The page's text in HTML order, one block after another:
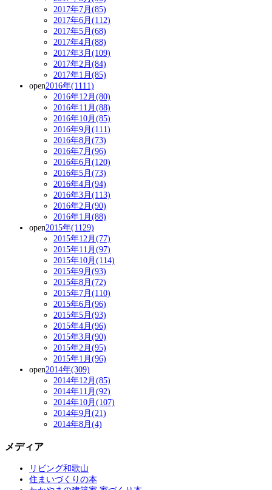
2017年7月(85)
2017年6月(112)
2017年5月(68)
2017年4月(88)
2017年3月(109)
2017年2月(84)
2017年1月(85)
open2016年(1111)
2016年12月(80)
2016年11月(88)
2016年10月(85)
2016年9月(111)
2016年8月(73)
2016年7月(96)
2016年6月(120)
2016年5月(73)
2016年4月(94)
2016年3月(113)
2016年2月(90)
2016年1月(88)
open2015年(1129)
2015年12月(77)
2015年11月(97)
2015年10月(114)
2015年9月(93)
2015年8月(72)
2015年7月(110)
2015年6月(96)
2015年5月(93)
2015年4月(96)
2015年3月(90)
2015年2月(95)
2015年1月(96)
open2014年(309)
2014年12月(85)
2014年11月(92)
2014年10月(107)
2014年9月(21)
2014年8月(4)
メディア
リビング和歌山
住まいづくりの本